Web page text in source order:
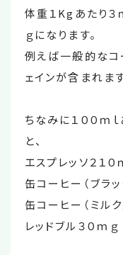
体重１Kgあたり３
ｇになります。
例えば一般的なコ
ェインが含まれます
ちなみに１００ｍ
と、
エスプレッソ２１０
缶コーヒー（ブラッ
缶コーヒー（ミルク
レッドブル３０ｍｇ